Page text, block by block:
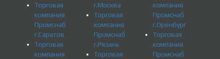
Торговая
компания
Промснаб
г.Саратов
Торговая
компания
г.Москва
Торговая
компания
Промснаб
г.Рязань
Торговая
компания
Промснаб
г.Оренбург
Торговая
компания
Промснаб